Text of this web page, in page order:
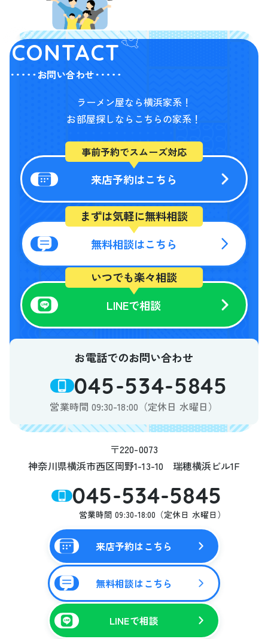
CONTACT
お問い合わせ
ラーメン屋なら横浜家系！
お部屋探しならこちらの家系！
事前予約でスムーズ対応
来店予約はこちら
まずは気軽に無料相談
無料相談はこちら
いつでも楽々相談
LINEで相談
お電話でのお問い合わせ
045-534-5845
営業時間 09:30-18:00（定休日 水曜日）
〒220-0073
神奈川県横浜市西区岡野1-13-10 瑞穂横浜ビル1F
来店予約はこちら
無料相談はこちら
LINEで相談
045-534-5845
営業時間 09:30-18:00（定休日 水曜日）